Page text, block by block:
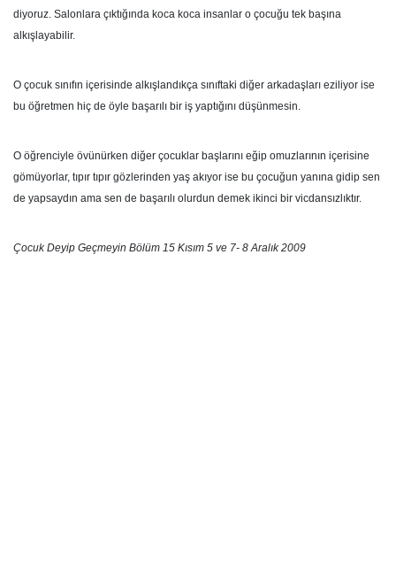
diyoruz. Salonlara çıktığında koca koca insanlar o çocuğu tek başına
alkışlayabilir.
O çocuk sınıfın içerisinde alkışlandıkça sınıftaki diğer arkadaşları eziliyor ise
bu öğretmen hiç de öyle başarılı bir iş yaptığını düşünmesin.
O öğrenciyle övünürken diğer çocuklar başlarını eğip omuzlarının içerisine
gömüyorlar, tıpır tıpır gözlerinden yaş akıyor ise bu çocuğun yanına gidip sen
de yapsaydın ama sen de başarılı olurdun demek ikinci bir vicdansızlıktır.
Çocuk Deyip Geçmeyin Bölüm 15 Kısım 5 ve 7- 8 Aralık 2009